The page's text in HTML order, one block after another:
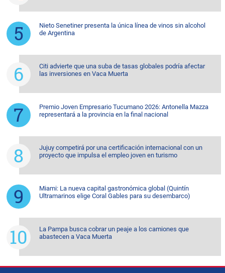
Nieto Senetiner presenta la única línea de vinos sin alcohol
de Argentina
Citi advierte que una suba de tasas globales podría afectar
las inversiones en Vaca Muerta
Premio Joven Empresario Tucumano 2026: Antonella Mazza
representará a la provincia en la final nacional
Jujuy competirá por una certificación internacional con un
proyecto que impulsa el empleo joven en turismo
Miami: La nueva capital gastronómica global (Quintín
Ultramarinos elige Coral Gables para su desembarco)
La Pampa busca cobrar un peaje a los camiones que
abastecen a Vaca Muerta